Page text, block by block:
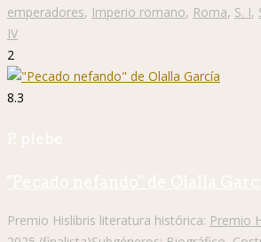
emperadores, Imperio romano, Roma, S. I,
IV
2
8.3
P. plebe
"Pecado nefando" de Olalla
Premio Hislibris literatura histórica: Premio